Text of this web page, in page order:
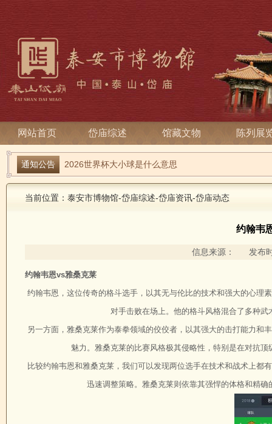
网站首页 岱庙综述 馆藏文物 陈列展
通知公告
2026年世界杯乌兹别克VS突尼斯走地_乌兹别克斯坦
当前位置： 泰安市博物馆-岱庙综述-岱庙资讯-岱庙动态
约翰韦
信息来源： 发布
约翰韦恩vs雅桑克莱
约翰韦恩，这位传奇的格斗选手，以其无与伦比的技术和强大的心理
对手击败在场上。他的格斗风格混合了多种
另一方面，雅桑克莱作为泰拳领域的佼佼者，以其强大的击打能力和
魅力。雅桑克莱的比赛风格极其侵略性，特别是在对抗
比较约翰韦恩和雅桑克莱，我们可以发现两位选手在技术和战术上都
迅速调整策略。雅桑克莱则依靠其强悍的体格和精